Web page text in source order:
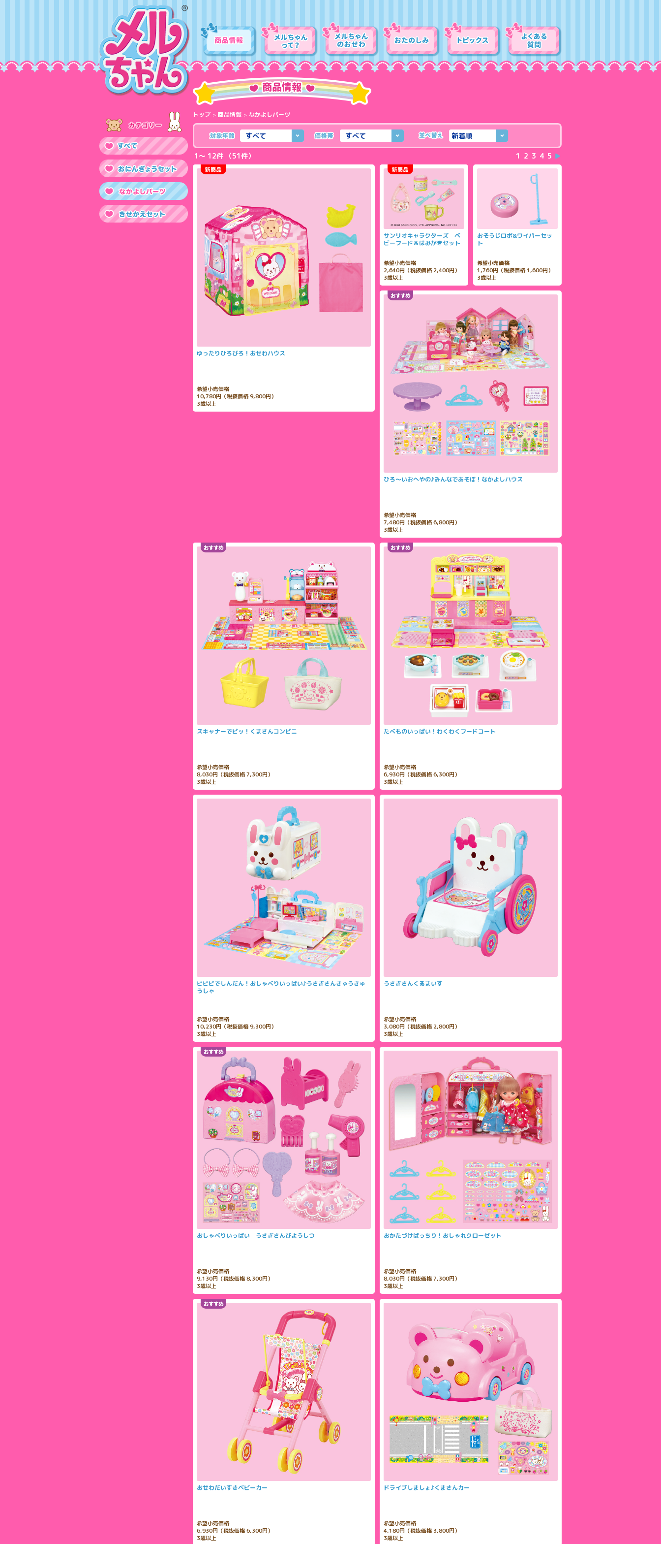
トップ 商品情報 なかよしパーツ
すべて すべて 新着順
1 12 51 1 2 3 4 5
ゆったりひろびろ！おせわハウス
希望小売価格
10,780円（税抜価格 9,800円）
3歳以上
サンリオキャラクターズ ベ
ビーフード＆はみがきセット
希望小売価格
2,640円（税抜価格 2,400円）
3歳以上
おそうじロボ&ワイパーセッ
ト
希望小売価格
1,760円（税抜価格 1,600円）
3歳以上
ひろ～いおへやの♪みんなであそぼ！なかよしハウス
希望小売価格
7,480円（税抜価格 6,800円）
3歳以上
スキャナーでピッ！くまさんコンビニ
希望小売価格
8,030円（税抜価格 7,300円）
3歳以上
たべものいっぱい！わくわくフードコート
希望小売価格
6,930円（税抜価格 6,300円）
3歳以上
ピピピでしんだん！おしゃべりいっぱい♪うさぎさんきゅうきゅ
うしゃ
希望小売価格
10,230円（税抜価格 9,300円）
3歳以上
うさぎさんくるまいす
希望小売価格
3,080円（税抜価格 2,800円）
3歳以上
おしゃべりいっぱい うさぎさんびようしつ
希望小売価格
9,130円（税抜価格 8,300円）
3歳以上
おかたづけばっちり！おしゃれクローゼット
希望小売価格
8,030円（税抜価格 7,300円）
3歳以上
おせわだいすきベビーカー
希望小売価格
6,930円（税抜価格 6,300円）
3歳以上
ドライブしましょ♪くまさんカー
希望小売価格
4,180円（税抜価格 3,800円）
3歳以上